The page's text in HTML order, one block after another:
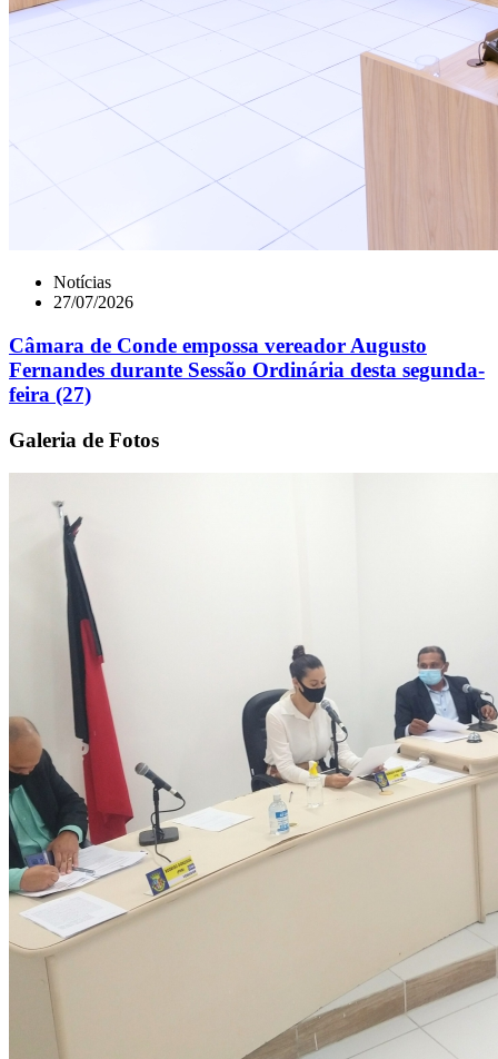
Notícias
27/07/2026
Câmara de Conde empossa vereador Augusto
Fernandes durante Sessão Ordinária desta segunda-
feira (27)
Galeria de Fotos